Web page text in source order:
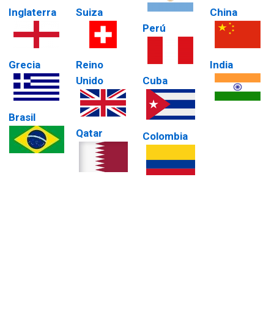
Inglaterra
Grecia
Brasil
Suiza
Reino
Unido
Qatar
Perú
Cuba
Colombia
China
India